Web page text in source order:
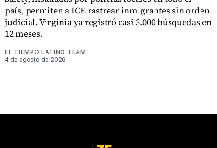
país, permiten a ICE rastrear inmigrantes sin orden
judicial. Virginia ya registró casi 3.000 búsquedas en
12 meses.
EL TIEMPO LATINO TEAM
4 de agosto de 2026